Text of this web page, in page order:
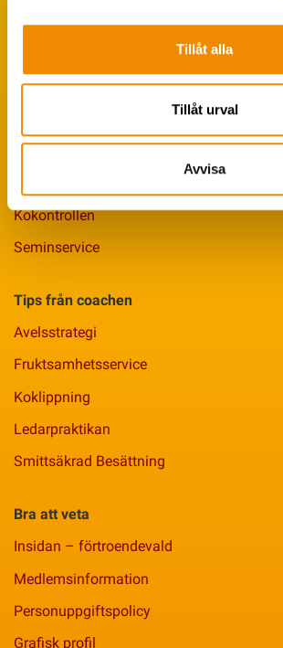
Tillåt alla
Tillåt urval
Avvisa
Populära sökningar
Avbytarservice
Kokontrollen
Seminservice
Tips från coachen
Avelsstrategi
Fruktsamhetsservice
Koklippning
Ledarpraktikan
Smittsäkrad Besättning
Bra att veta
Insidan – förtroendevald
Medlemsinformation
Personuppgiftspolicy
Grafisk profil